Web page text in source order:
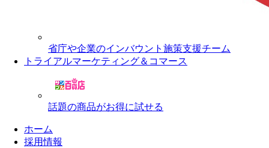
省庁や企業のインバウント施策支援チーム
トライアルマーケティング＆コマース
話題の商品がお得に試せる
ホーム
採用情報